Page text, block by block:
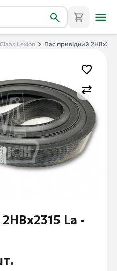
Claas Lexion Пас привідний
La -